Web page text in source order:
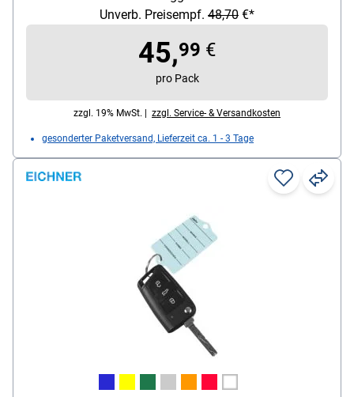
Unverb. Preisempf. 48,70 €*
45,99 €
pro Pack
zzgl. 19% MwSt. | zzgl. Service- & Versandkosten
gesonderter Paketversand, Lieferzeit ca. 1 - 3 Tage